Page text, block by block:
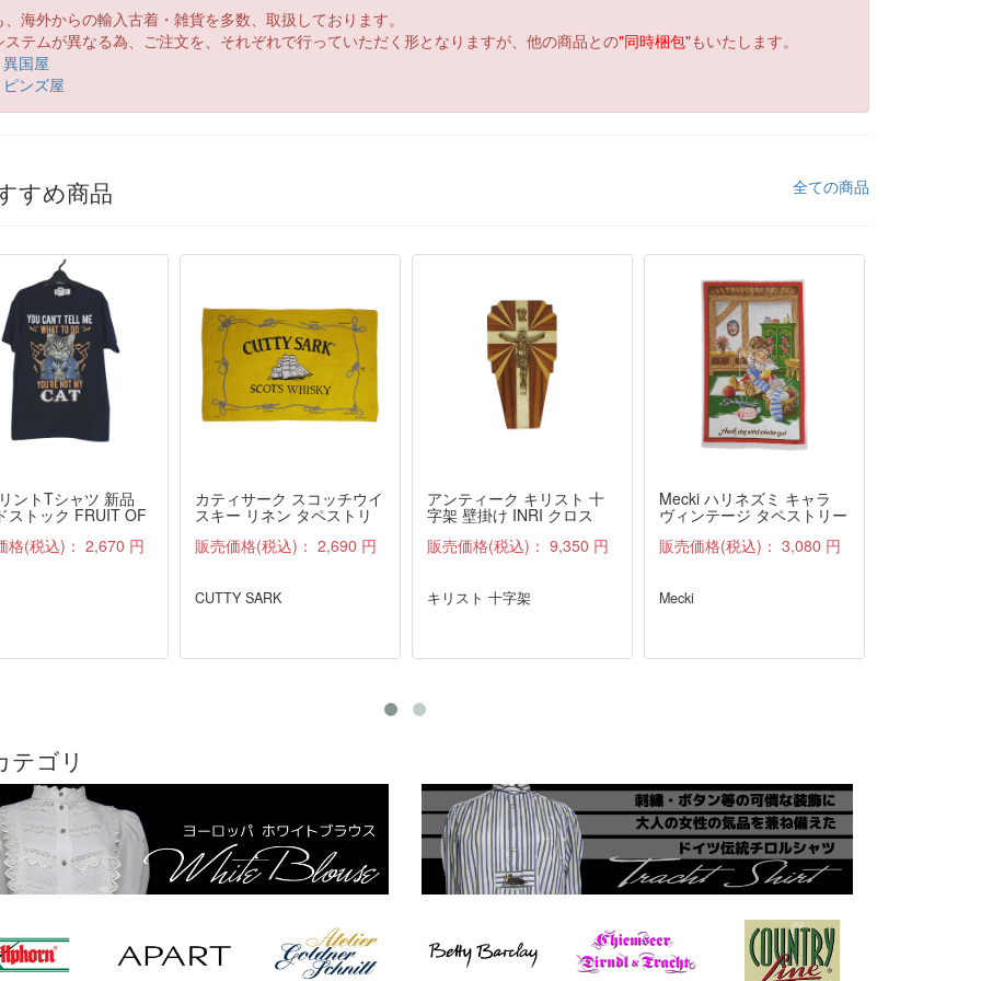
、海外からの輸入古着・雑貨を多数、取扱しております。
ステムが異なる為、ご注文を、それぞれで行っていただく形となりますが、他の商品との"同時梱包"もいたします。
異国屋
ピンズ屋
すめ商品 全ての商品
ントTシャツ 新品
ストック FRUIT OF
格(税込)： 2,670 円
カティサーク スコッチウイ
スキー リネン タペストリ
ンティーク
販売価格(税込)： 2,690 円
CUTTY SARK
アンティーク キリスト 十
字架 壁掛け INRI クロス
販売価格(税込)： 9,350 円
キリスト 十字架
Mecki ハリネズミ キャラ
ヴィンテージ タペストリー
ティーク
販売価格(税込)： 3,080 円
Mecki
テゴリ